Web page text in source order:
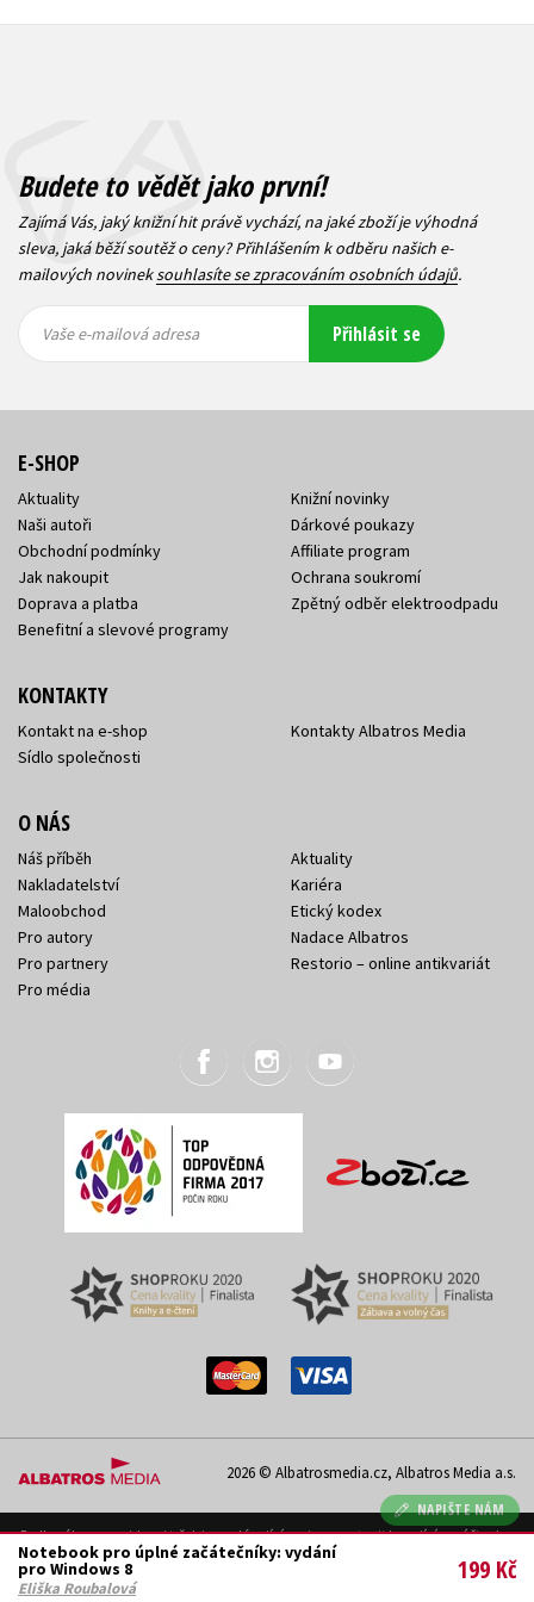
Notebook pro úplné začátečníky: vydání
pro Windows 8
Eliška Roubalová
199 Kč
NAPIŠTE NÁM
Budete to vědět jako první!
Zajímá Vás, jaký knižní hit právě vychází, na jaké zboží je výhodná
sleva, jaká běží soutěž o ceny? Přihlášením k odběru našich e-
mailových novineksouhlasíte se zpracováním osobních údajů.
mailová
mailová
Vaše e-mailová adresa Přihlásit se
E-SHOP
Aktuality
Naši autoři
Obchodní podmínky
Jak nakoupit
Doprava a platba
Benefitní a slevové programy
Knižní novinky
Dárkové poukazy
Affiliate program
Ochrana soukromí
Zpětný odběr elektroodpadu
KONTAKTY
Kontakt na e-shop
Sídlo společnosti
Kontakty Albatros Media
O NÁS
Náš příběh
Nakladatelství
Maloobchod
Pro autory
Pro partnery
Pro média
Aktuality
Kariéra
Etický kodex
Nadace Albatros
Restorio – online antikvariát
2026 © Albatrosmedia.cz, Albatros Media a.s.
Podle zákona o evidenci tržeb je prodávající povinen vystavit kupujícímu účtenku.
Zároveň je povinen zaevidovat přijatou tržbu u správce daně on-line; v případě
technického výpadku pak nejpozději do 48 hodin. Uvedené se týká pouze případů